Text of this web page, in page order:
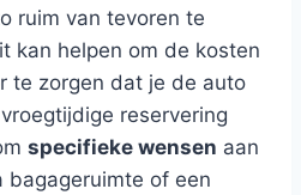
ruim van tevoren te
kan helpen om de kosten
te zorgen dat je de auto
reservering
specifieke wensen aan
bagageruimte of een